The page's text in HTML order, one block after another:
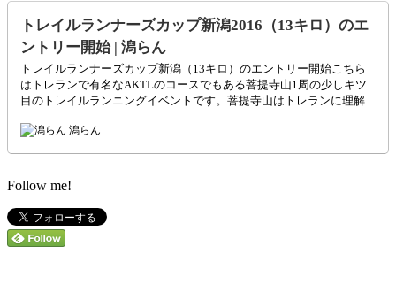
トレイルランナーズカップ新潟2016（13キロ）のエ
ントリー開始 | 潟らん
トレイルランナーズカップ新潟（13キロ）のエントリー開始こちら
はトレランで有名なAKTLのコースでもある菩提寺山1周の少しキツ
目のトレイルランニングイベントです。菩提寺山はトレランに理解
レラン興味のある方はおすすめです。同日に行われる、トレイルラ
潟（13キロ）エント
潟らん
Follow me!